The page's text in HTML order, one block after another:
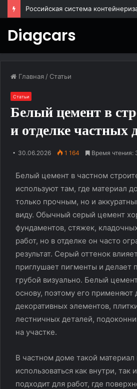
Diagcars
Главная / Статьи
Статьи
Белый цемент в
и отделке частных
30.06.2026 1 164 Время чтения:
Белый цемент в частном
используют там, где материал
только прочным, но и
виду. Обычный серый цемент
фундаментов, стяжек,
работ, но в отделке он часто
результат. Серый оттенок
приглушает пигменты и делает
грубой визуально. Белый
основу, поэтому его применяют
декоративных элементов,
лестничных деталей,
на участке.
В частном доме такой
использоваться как внутри, так
подходит для работ, где